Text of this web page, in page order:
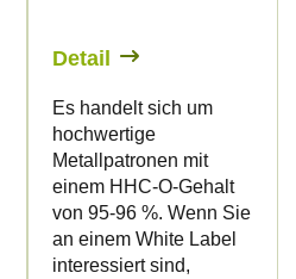
Detail
Es handelt sich um
hochwertige
Metallpatronen mit
einem HHC-O-Gehalt
von 95-96 %. Wenn Sie
an einem White Label
interessiert sind,